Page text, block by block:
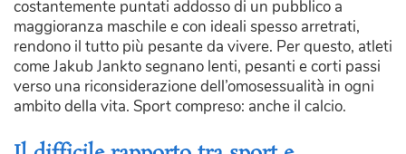
costantemente puntati addosso di un pubblico a
maggioranza maschile e con ideali spesso arretrati,
rendono il tutto più pesante da vivere. Per questo, atleti
come Jakub Jankto segnano lenti, pesanti e corti passi
verso una riconsiderazione dell’omosessualità in ogni
ambito della vita. Sport compreso: anche il calcio.